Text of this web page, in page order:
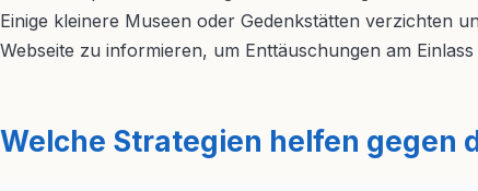
Einige kleinere Museen oder Gedenkstätten verzichten
Webseite zu informieren, um Enttäuschungen am
Welche Strategien helfen gegen